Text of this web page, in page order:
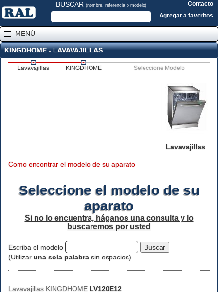
BUSCAR (nombre, referencia o modelo)
Contacto
Agregar a favoritos
MENÚ
KINGDHOME - LAVAVAJILLAS
Lavavajillas KINGDHOME Seleccione Modelo
Lavavajillas
Como encontrar el modelo de su aparato
Seleccione el modelo de su
aparato
Si no lo encuentra, háganos una consulta y lo
buscaremos por usted
Escriba el modelo
(Utilizar una sola palabra sin espacios)
Lavavajillas KINGDHOME LV120E12